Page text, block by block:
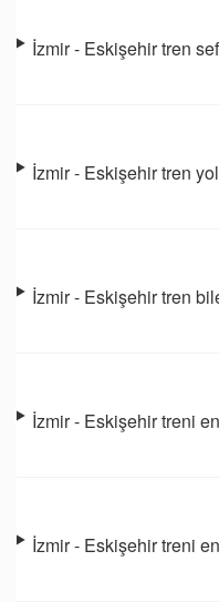
İzmir - Eskişehir tren
İzmir - Eskişehir tren
İzmir - Eskişehir tren
İzmir - Eskişehir treni
İzmir - Eskişehir treni